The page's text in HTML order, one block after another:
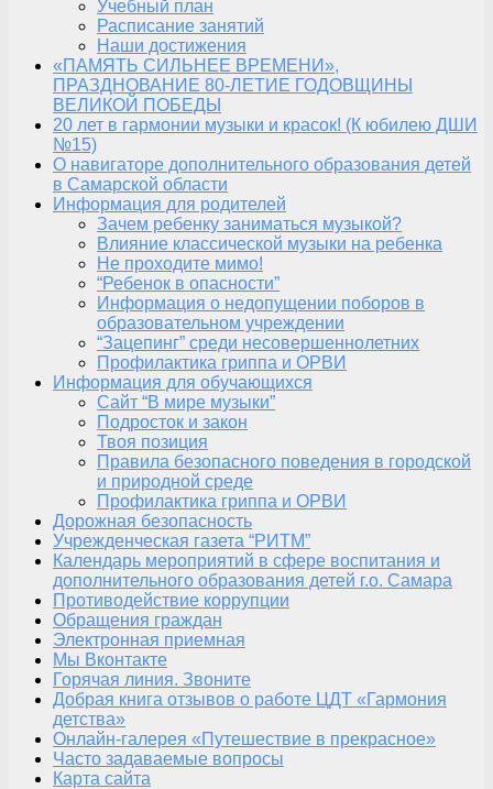
Учебный план
Расписание занятий
Наши достижения
«ПАМЯТЬ СИЛЬНЕЕ ВРЕМЕНИ»,
ПРАЗДНОВАНИЕ 80-ЛЕТИЕ ГОДОВЩИНЫ
ВЕЛИКОЙ ПОБЕДЫ
20 лет в гармонии музыки и красок! (К юбилею ДШИ
№15)
О навигаторе дополнительного образования детей
в Самарской области
Информация для родителей
Зачем ребенку заниматься музыкой?
Влияние классической музыки на ребенка
Не проходите мимо!
“Ребенок в опасности”
Информация о недопущении поборов в
образовательном учреждении
“Зацепинг” среди несовершеннолетних
Профилактика гриппа и ОРВИ
Информация для обучающихся
Сайт “В мире музыки”
Подросток и закон
Твоя позиция
Правила безопасного поведения в городской
и природной среде
Профилактика гриппа и ОРВИ
Дорожная безопасность
Учрежденческая газета “РИТМ”
Календарь мероприятий в сфере воспитания и
дополнительного образования детей г.о. Самара
Противодействие коррупции
Обращения граждан
Электронная приемная
Мы Вконтакте
Горячая линия. Звоните
Добрая книга отзывов о работе ЦДТ «Гармония
детства»
Онлайн-галерея «Путешествие в прекрасное»
Часто задаваемые вопросы
Карта сайта